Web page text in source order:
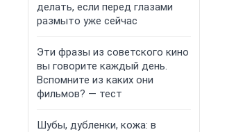
делать, если перед глазами
размыто уже сейчас
Эти фразы из советского кино
вы говорите каждый день.
Вспомните из каких они
фильмов? — тест
Шубы, дубленки, кожа: в